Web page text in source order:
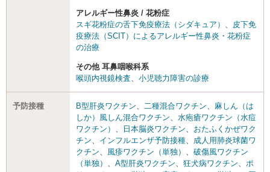
アレルギー性鼻炎 / 花粉症
スギ花粉症の舌下免疫療法（シダキュア）
皮下免
疫療法（SCIT）によるアレルギー性鼻炎・花粉症
の治療
その他 耳鼻咽喉科系
喉頭内視鏡検査
小児聴力障害の診療
予防接種 B型肝炎ワクチン 二種混合ワクチン
麻しん（は
しか）風しん混合ワクチン
水疱瘡ワクチン（水痘
ワクチン）
日本脳炎ワクチン
おたふくかぜワク
チン
インフルエンザ予防接種
成人用肺炎球菌ワ
クチン
風疹ワクチン（単独）
破傷風ワクチン
（単独）
A型肝炎ワクチン 狂犬病ワクチン
ポ